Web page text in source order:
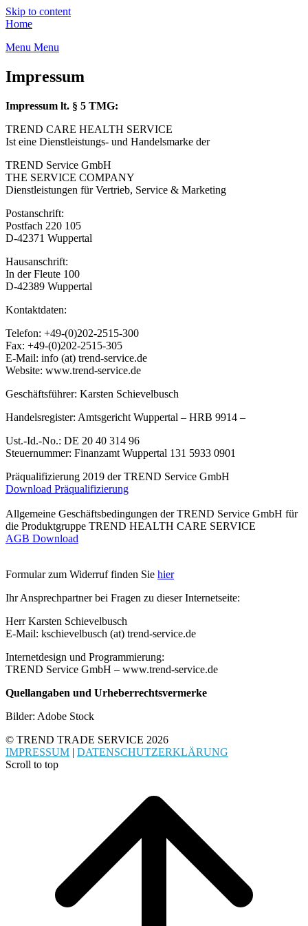
Skip to content
Home
Menu Menu
Impressum
Impressum lt. § 5 TMG:
TREND CARE HEALTH SERVICE
Ist eine Dienstleistungs- und Handelsmarke der
TREND Service GmbH
THE SERVICE COMPANY
Dienstleistungen für Vertrieb, Service & Marketing
Postanschrift:
Postfach 220 105
D-42371 Wuppertal
Hausanschrift:
In der Fleute 100
D-42389 Wuppertal
Kontaktdaten:
Telefon: +49-(0)202-2515-300
Fax: +49-(0)202-2515-305
E-Mail: info (at) trend-service.de
Website: www.trend-service.de
Geschäftsführer: Karsten Schievelbusch
Handelsregister: Amtsgericht Wuppertal – HRB 9914 –
Ust.-Id.-No.: DE 20 40 314 96
Steuernummer: Finanzamt Wuppertal 131 5933 0901
Präqualifizierung 2019 der TREND Service GmbH
Download Präqualifizierung
Allgemeine Geschäftsbedingungen der TREND Service GmbH für
die Produktgruppe TREND HEALTH CARE SERVICE
AGB Download
Formular zum Widerruf finden Sie hier
Ihr Ansprechpartner bei Fragen zu dieser Internetseite:
Herr Karsten Schievelbusch
E-Mail: kschievelbusch (at) trend-service.de
Internetdesign und Programmierung:
TREND Service GmbH – www.trend-service.de
Quellangaben und Urheberrechtsvermerke
Bilder: Adobe Stock
© TREND TRADE SERVICE 2026
IMPRESSUM | DATENSCHUTZERKLÄRUNG
Scroll to top